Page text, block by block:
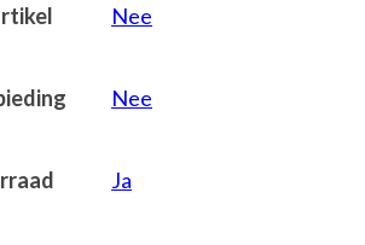
Nee
Nee
Ja